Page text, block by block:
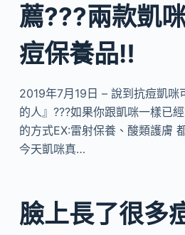
薦???兩款凱
痘保養品‼️
2019年7月19日 – 說到抗痘凱咪
的人』???如果你跟凱咪一樣已
的方式EX:雷射保養、酸類護膚
今天凱咪真…
臉上長了很多